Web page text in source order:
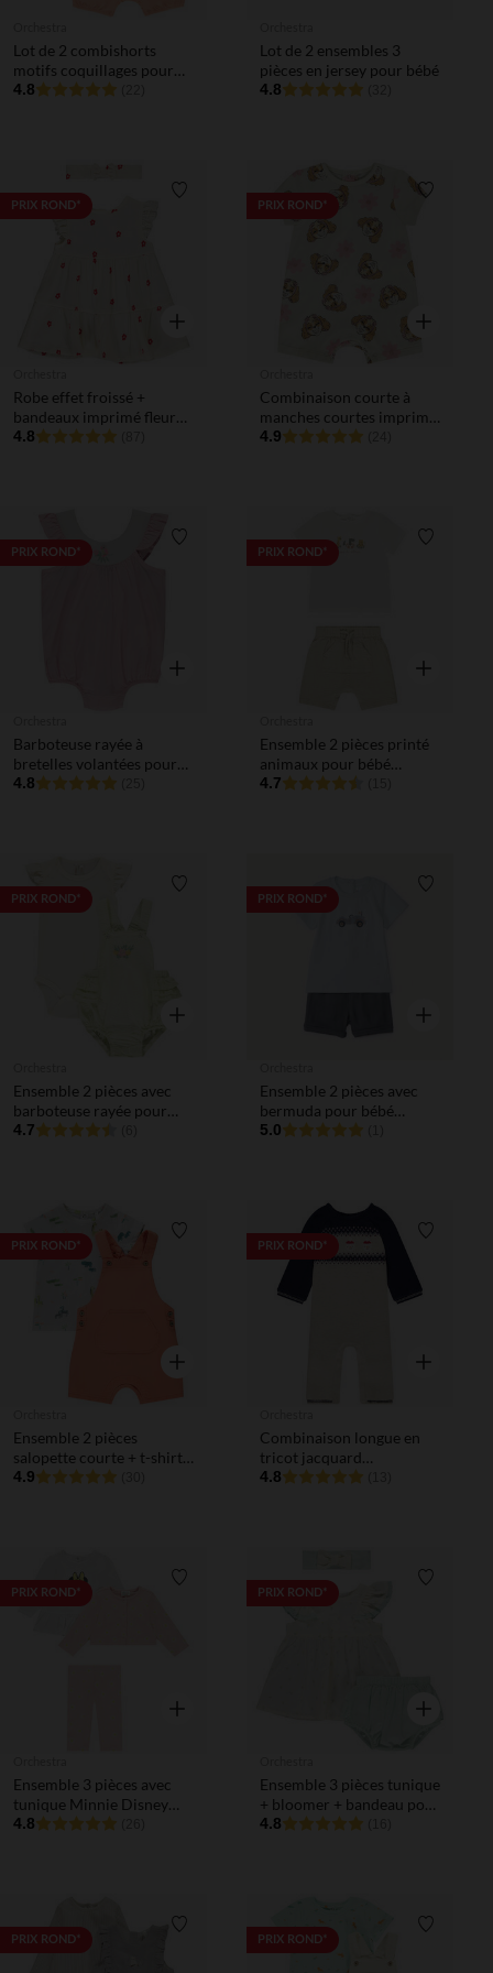
Lot de 2 combishorts
motifs coquillages pour
bébé fille
4.8
Lot de 2 ensembles 3
pièces en jersey pour bébé
4.8
PRIX ROND* Liste de souhaits
Aperçu rapide
Robe effet froissé +
bandeaux imprimé fleur
pour bébé fille
4.8
PRIX ROND*
Aperçu
Combinaison courte à
manches courtes imprimé
Skye Pat Patrouille pour
4.9
PRIX ROND* Liste de souhaits
Aperçu rapide
Barboteuse rayée à
bretelles volantées pour
bébé fille
4.8
PRIX ROND*
Aperçu
Ensemble 2 pièces printé
animaux pour bébé
garçon
4.7
PRIX ROND* Liste de souhaits
Aperçu rapide
Ensemble 2 pièces avec
barboteuse rayée pour
bébé fille
4.7
PRIX ROND*
Aperçu
Ensemble 2 pièces avec
bermuda pour bébé
garçon
5.0
PRIX ROND* Liste de souhaits
Aperçu rapide
Ensemble 2 pièces
salopette courte + t-shirt
imprimé pour bébé
4.9
PRIX ROND*
Aperçu
Combinaison longue en
tricot jacquard
bonhommes de neige pour
4.8
PRIX ROND* Liste de souhaits
Aperçu rapide
Ensemble 3 pièces avec
tunique Minnie Disney
pour bébé fille
4.8
PRIX ROND*
Aperçu
Ensemble 3 pièces tunique
+ bloomer + bandeau pour
bébé fille
4.8
PRIX ROND* Liste de souhaits
PRIX ROND*